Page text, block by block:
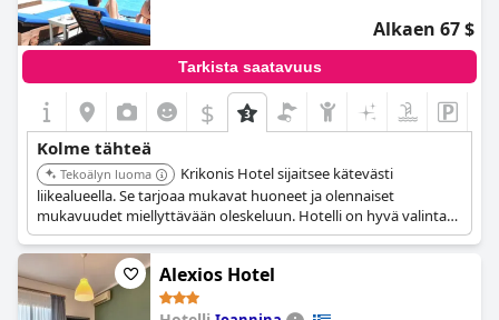
Alkaen 67 $
Tarkista saatavuus
$
Kolme tähteä
Tekoälyn luoma
Krikonis Hotel sijaitsee kätevästi
liikealueella. Se tarjoaa mukavat huoneet ja olennaiset
mukavuudet miellyttävään oleskeluun. Hotelli on hyvä valinta
liikematkailijoille.
Alexios Hotel